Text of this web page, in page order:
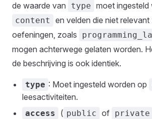
de waarde van type moet ingesteld
content
en velden die niet
oefeningen, zoals
mogen achterwege gelaten worden.
de beschrijving is ook identiek.
type : Moet ingesteld worden op
leesactiviteiten.
access ( public of private